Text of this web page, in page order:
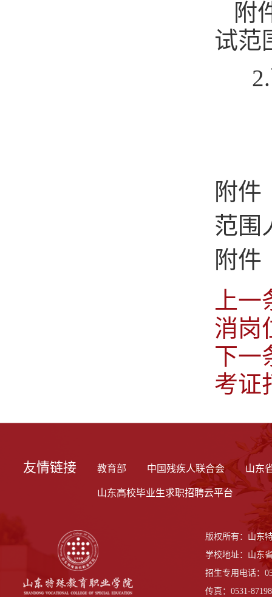
附
试范
2.
附件
范围
附件
上
消岗
下一
考证
友情链接 教育部 中国残疾人联合会 山东
山东高校毕业生求职招聘云平台
版权所有：山
学校地址：山东
招生专用电话：
传真：0531-